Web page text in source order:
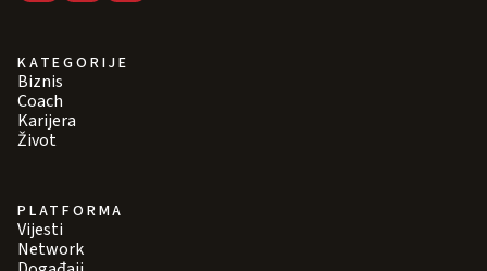
KATEGORIJE
Biznis
Coach
Karijera
Život
PLATFORMA
Vijesti
Network